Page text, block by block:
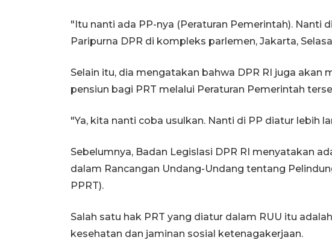
"Itu nanti ada PP-nya (Peraturan Pemerintah). Nanti
Paripurna DPR di kompleks parlemen, Jakarta,
Selain itu, dia mengatakan bahwa DPR RI juga akan
pensiun bagi PRT melalui Peraturan Pemerintah
"Ya, kita nanti coba usulkan. Nanti di PP diatur lebih
Sebelumnya, Badan Legislasi DPR RI menyatakan
dalam Rancangan Undang-Undang tentang
PPRT).
Salah satu hak PRT yang diatur dalam RUU itu
kesehatan dan jaminan sosial ketenagakerjaan.